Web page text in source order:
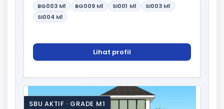
BG003 M1 BG009 M1 SI001 M1 SI003 M1
SI004 M1
Lihat profil
SBU AKTIF · GRADE M1